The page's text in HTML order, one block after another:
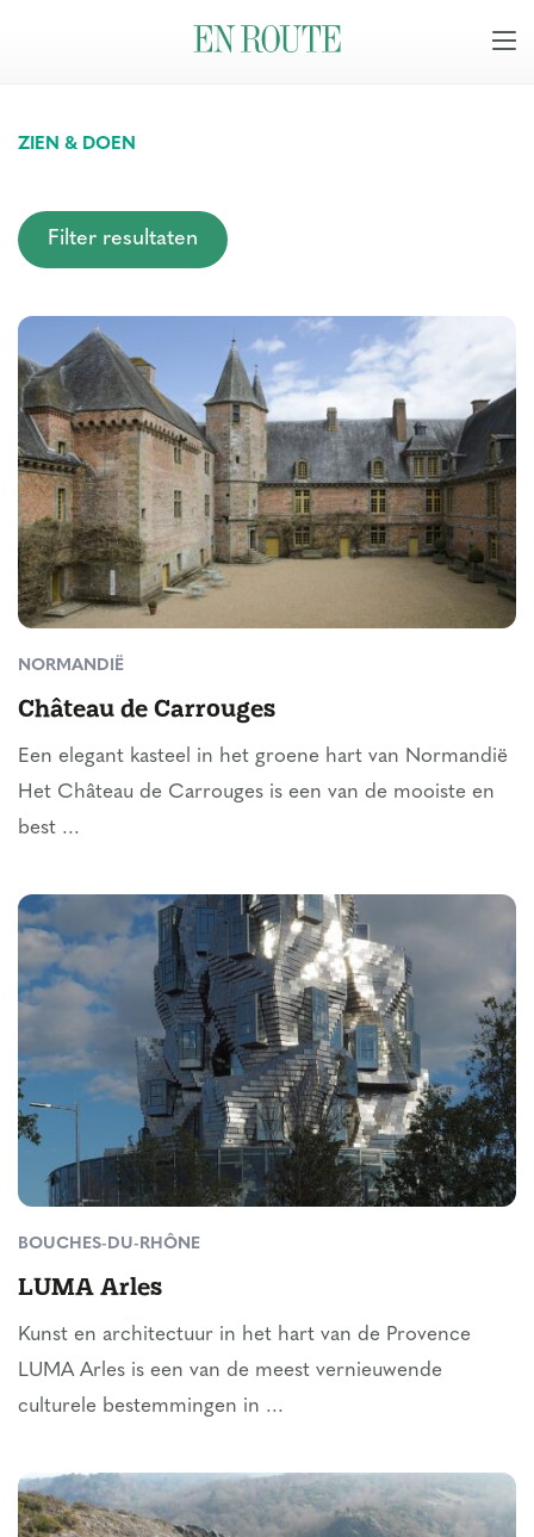
ZIEN & DOEN
Filter resultaten
NORMANDIË
Château de Carrouges
Een elegant kasteel in het groene hart van Normandië
Het Château de Carrouges is een van de mooiste en
best ...
BOUCHES-DU-RHÔNE
LUMA Arles
Kunst en architectuur in het hart van de Provence
LUMA Arles is een van de meest vernieuwende
culturele bestemmingen in ...